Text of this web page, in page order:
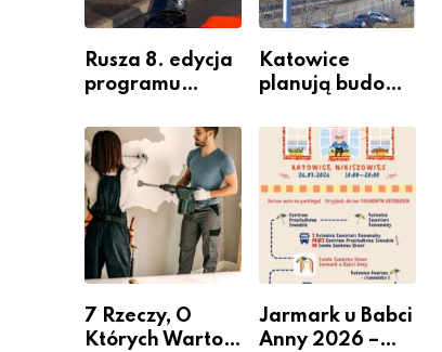
Rusza 8. edycja
programu
Miastem
Fachowców” –
nabór dla
przedsiębiorców
Katowice
planują budowę
przesiadkoweg
o w Podlesiu
7 Rzeczy, O
Których Warto
Jarmark u Babci
Anny 2026 –